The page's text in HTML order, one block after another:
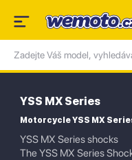
YSS MX Series
Motorcycle YSS MX
YSS MX Series shocks
The YSS MX Series